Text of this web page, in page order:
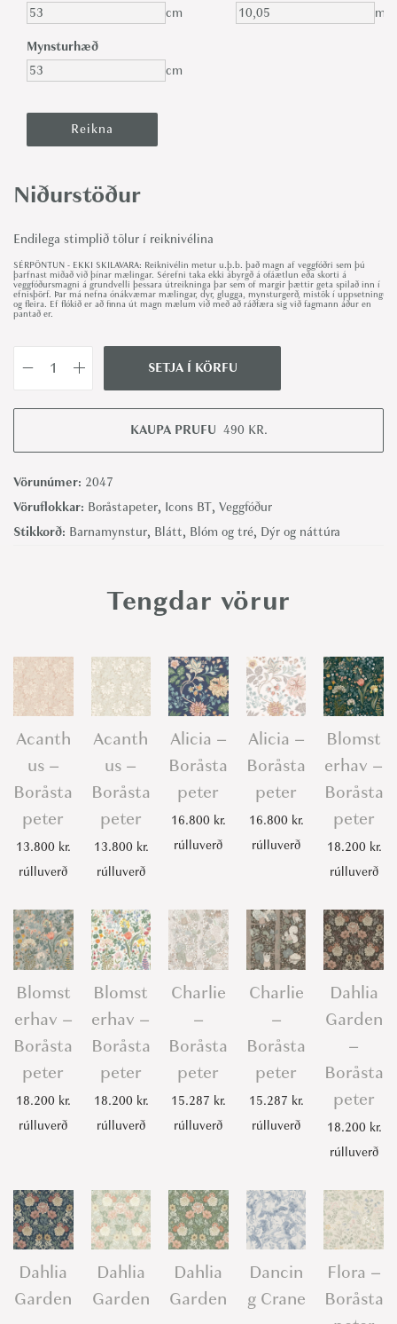
cm
m
Mynsturhæð
cm
Niðurstöður
Endilega stimplið tölur í reiknivélina
SÉRPÖNTUN - EKKI SKILAVARA: Reiknivélin metur u.þ.b. það magn af veggfóðri sem þú
þarfnast miðað við þínar mælingar. Sérefni taka ekki ábyrgð á ofáætlun eða skorti á
veggfóðursmagni á grundvelli þessara útreikninga þar sem of margir þættir geta spilað inn í
efnisþörf. Þar má nefna ónákvæmar mælingar, dyr, glugga, mynsturgerð, mistök í uppsetningu
og fleira. Ef flókið er að finna út magn mælum við með að ráðfæra sig við fagmann áður en
pantað er.
U
e
r
t
h
r
T
-
B
o
r
s
t
a
p
e
t
e
r
q
n
t
i
t
y
SETJA Í KÖRFU
KAUPA PRUFU 490 KR.
Vörunúmer: 2047
Vöruflokkar: Boråstapeter, Icons BT, Veggfóður
Stikkorð: Barnamynstur, Blátt, Blóm og tré, Dýr og náttúra
Tengdar vörur
Acanth
us –
Boråsta
peter
13.800 kr.
rúlluverð
Acanth
us –
Boråsta
peter
13.800 kr.
rúlluverð
Alicia –
Boråsta
peter
16.800 kr.
rúlluverð
Alicia –
Boråsta
peter
16.800 kr.
rúlluverð
Blomst
erhav –
Boråsta
peter
18.200 kr.
rúlluverð
Blomst
erhav –
Boråsta
peter
18.200 kr.
rúlluverð
Blomst
erhav –
Boråsta
peter
18.200 kr.
rúlluverð
Charlie
–
Boråsta
peter
15.287 kr.
rúlluverð
Charlie
–
Boråsta
peter
15.287 kr.
rúlluverð
Dahlia
Garden
–
Boråsta
peter
18.200 kr.
rúlluverð
Dahlia
Garden
Dahlia
Garden
Dahlia
Garden
Dancin
g Crane
Flora –
Boråsta